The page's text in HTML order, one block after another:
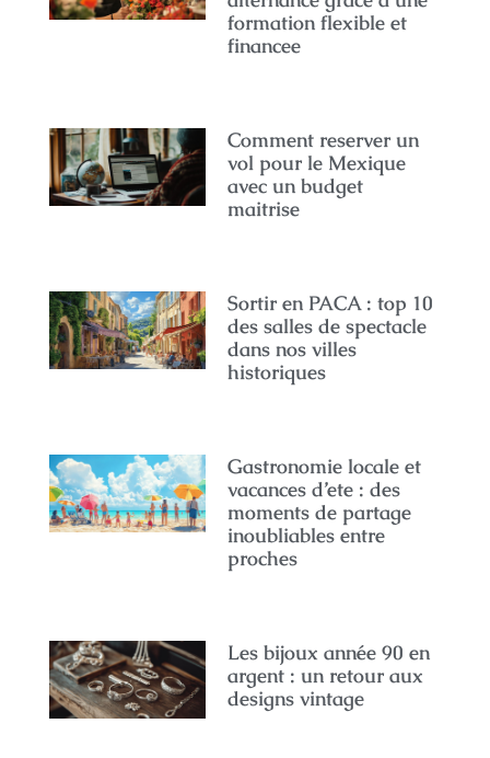
formation flexible et
financee
Comment reserver un
vol pour le Mexique
avec un budget
maitrise
Sortir en PACA : top 10
des salles de spectacle
dans nos villes
historiques
Gastronomie locale et
vacances d’ete : des
moments de partage
inoubliables entre
proches
Les bijoux année 90 en
argent : un retour aux
designs vintage